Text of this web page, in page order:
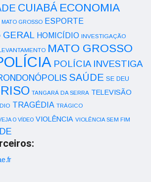
CUIABÁ ECONOMIA
MATO GROSSO ESPORTE
GERAL HOMICÍDIO INVESTIGAÇÃO
MATO GROSSO
POLÍCIA INVESTIGA
SAÚDE SE DEU
TANGARÁ DA SERRA TELEVISÃO
TRAGÉDIA TRÁGICO
O VÍDEO VIOLÊNCIA VIOLÊNCIA SEM FIM